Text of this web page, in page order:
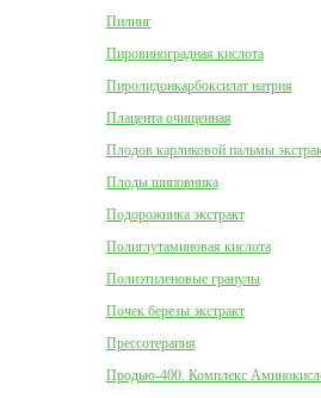
Пилинг
Пировиноградная кислота
Пиролидонкарбоксилат натрия
Плацента очищенная
Плодов карликовой пальмы
Плоды шиповника
Подорожника экстракт
Полиглутаминовая кислота
Полиэтиленовые гранулы
Почек березы экстракт
Прессотерапия
Продью-400. Комплекс